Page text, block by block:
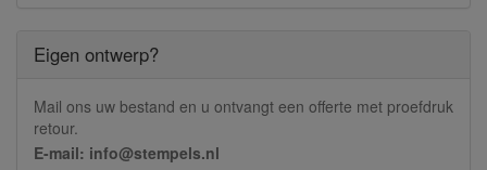
Eigen ontwerp?
Mail ons uw bestand en u ontvangt een offerte met proefdruk
retour.
E-mail: info@stempels.nl